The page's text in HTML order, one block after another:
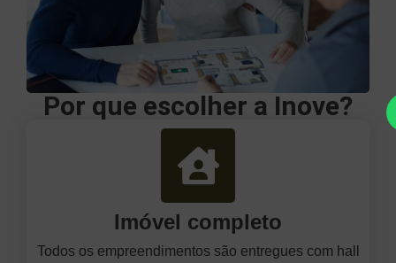
Por que escolher a Inove?
Imóvel completo
Todos os empreendimentos são entregues com hall